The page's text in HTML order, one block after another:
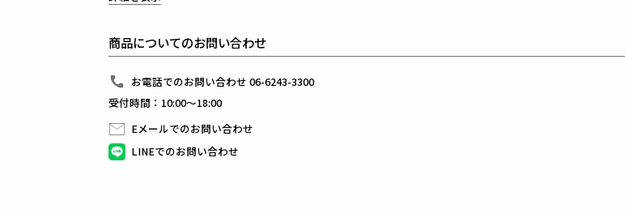
快適性とドレス性を兼ね備えシーンを選ばない万能セットアップに仕上げています。
今季はセミピークドラペルのダブルジャケット、ノッチドラペルのシングルジャケット、
組下のスラックスはテーパードの美しいシルエットと
ピンタックを入れたフロントのセンタークリースが特徴的で、
裾始末はクラシックなダブル仕立て。
ウエストシャーリングリブとドローコードにてリラックスして着用しても良し、
ドローコードを内側に落とすことでベルト着用も可能な2WAY仕様です。
前開きはZIPPERフライ、釦は1PIU1UGUALE3ロゴ入り本水牛釦を採用しています。
商品についてのお問い合わせ
お電話でのお問い合わせ 06-6243-3300
受付時間：10:00～18:00
Eメールでのお問い合わせ
LINEでのお問い合わせ